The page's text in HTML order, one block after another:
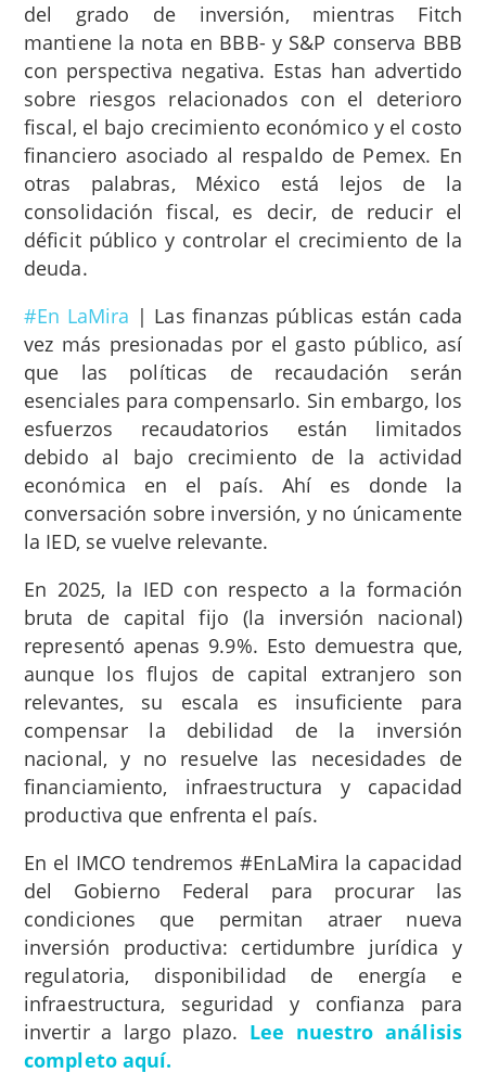
del grado de inversión, mientras Fitch
mantiene la nota en BBB- y S&P conserva BBB
con perspectiva negativa. Estas han advertido
sobre riesgos relacionados con el deterioro
fiscal, el bajo crecimiento económico y el costo
financiero asociado al respaldo de Pemex. En
otras palabras, México está lejos de la
consolidación fiscal, es decir, de reducir el
déficit público y controlar el crecimiento de la
deuda.
#En LaMira | Las finanzas públicas están cada
vez más presionadas por el gasto público, así
que las políticas de recaudación serán
esenciales para compensarlo. Sin embargo, los
esfuerzos recaudatorios están limitados
debido al bajo crecimiento de la actividad
económica en el país. Ahí es donde la
conversación sobre inversión, y no únicamente
la IED, se vuelve relevante.
En 2025, la IED con respecto a la formación
bruta de capital fijo (la inversión nacional)
representó apenas 9.9%. Esto demuestra que,
aunque los flujos de capital extranjero son
relevantes, su escala es insuficiente para
compensar la debilidad de la inversión
nacional, y no resuelve las necesidades de
financiamiento, infraestructura y capacidad
productiva que enfrenta el país.
En el IMCO tendremos #EnLaMira la capacidad
del Gobierno Federal para procurar las
condiciones que permitan atraer nueva
inversión productiva: certidumbre jurídica y
regulatoria, disponibilidad de energía e
infraestructura, seguridad y confianza para
invertir a largo plazo. Lee nuestro análisis
completo aquí.